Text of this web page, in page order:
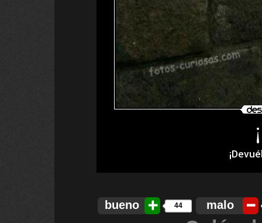
bueno 44 malo